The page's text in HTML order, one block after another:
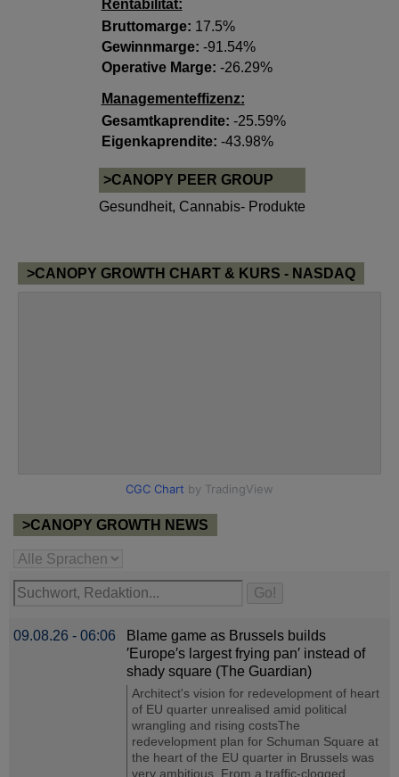
Rentabilität:
Bruttomarge: 17.5%
Gewinnmarge: -91.54%
Operative Marge: -26.29%
Managementeffizenz:
Gesamtkaprendite: -25.59%
Eigenkaprendite: -43.98%
>CANOPY PEER GROUP
Gesundheit, Cannabis- Produkte
>CANOPY GROWTH CHART & KURS - NASDAQ
>CANOPY GROWTH NEWS
09.08.26 - 06:06
Blame game as Brussels builds
′Europe′s largest frying pan′ instead of
shady square (The Guardian)
Architect's vision for redevelopment of heart
of EU quarter unrealised amid political
wrangling and rising costsThe
redevelopment plan for Schuman Square at
the heart of the EU quarter in Brussels was
very ambitious. From a traffic-clogged,